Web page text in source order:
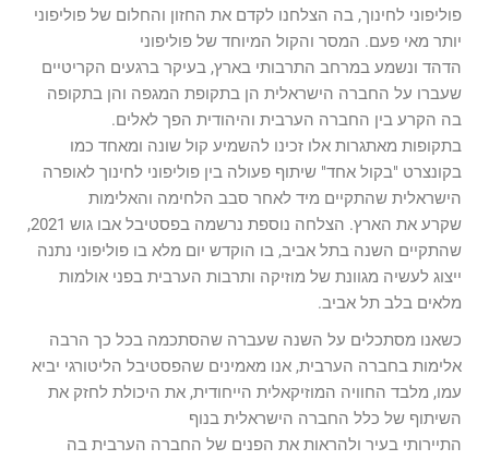
פוליפוני לחינוך, בה הצלחנו לקדם את החזון והחלום של פוליפוני
יותר מאי פעם. המסר והקול המיוחד של פוליפוני
הדהד ונשמע במרחב התרבותי בארץ, בעיקר ברגעים הקריטיים
שעברו על החברה הישראלית הן בתקופת המגפה והן בתקופה
בה הקרע בין החברה הערבית והיהודית הפך לאלים.
בתקופות מאתגרות אלו זכינו להשמיע קול שונה ומאחד כמו
בקונצרט "בקול אחד" שיתוף פעולה בין פוליפוני לחינוך לאופרה
הישראלית שהתקיים מיד לאחר סבב הלחימה והאלימות
שקרע את הארץ. הצלחה נוספת נרשמה בפסטיבל אבו גוש 2021,
שהתקיים השנה בתל אביב, בו הוקדש יום מלא בו פוליפוני נתנה
ייצוג לעשיה מגוונת של מוזיקה ותרבות הערבית בפני אולמות
מלאים בלב תל אביב.
כשאנו מסתכלים על השנה שעברה שהסתכמה בכל כך הרבה
אלימות בחברה הערבית, אנו מאמינים שהפסטיבל הליטורגי יביא
עמו, מלבד החוויה המוזיקאלית הייחודית, את היכולת לחזק את
השיתוף של כלל החברה הישראלית בנוף
התיירותי בעיר ולהראות את הפנים של החברה הערבית בה